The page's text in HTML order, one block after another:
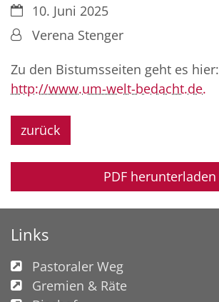
Datum:10. Juni 2025
Von:Verena Stenger
Zu den Bistumsseiten geht es hier:
http://www.um-welt-bedacht.de.
zurück
PDF herunterladen
Links
Pastoraler Weg
Gremien & Räte